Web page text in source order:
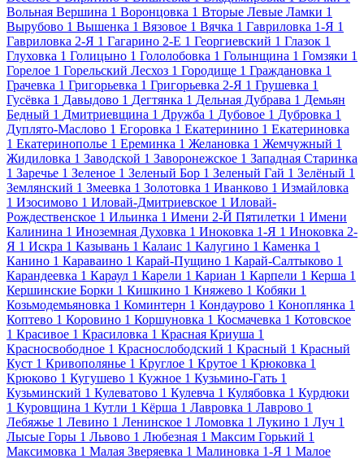
Вольная Вершина 1 Воронцовка 1 Вторые Левые Ламки 1
Вырубово 1 Вышенка 1 Вязовое 1 Вячка 1 Гавриловка 1-Я 1
Гавриловка 2-Я 1 Гагарино 2-Е 1 Георгиевский 1 Глазок 1
Глуховка 1 Голицыно 1 Гололобовка 1 Голынщина 1 Гомзяки 1
Горелое 1 Горельский Лесхоз 1 Городище 1 Граждановка 1
Грачевка 1 Григорьевка 1 Григорьевка 2-Я 1 Грушевка 1
Гусёвка 1 Давыдово 1 Дегтянка 1 Дельная Дубрава 1 Демьян
Бедный 1 Дмитриевщина 1 Дружба 1 Дубовое 1 Дубровка 1
Дуплято-Маслово 1 Егоровка 1 Екатеринино 1 Екатериновка
1 Екатеринополье 1 Ереминка 1 Желановка 1 Жемчужный 1
Жидиловка 1 Заводской 1 Заворонежское 1 Западная Старинка
1 Заречье 1 Зеленое 1 Зеленый Бор 1 Зеленый Гай 1 Зелёный 1
Землянский 1 Змеевка 1 Золотовка 1 Иванково 1 Измайловка
1 Изосимово 1 Иловай-Дмитриевское 1 Иловай-
Рождественское 1 Ильинка 1 Имени 2-Й Пятилетки 1 Имени
Калинина 1 Иноземная Духовка 1 Иноковка 1-Я 1 Иноковка 2-
Я 1 Искра 1 Казывань 1 Калаис 1 Калугино 1 Каменка 1
Канино 1 Караваино 1 Карай-Пущино 1 Карай-Салтыково 1
Карандеевка 1 Караул 1 Карели 1 Кариан 1 Карпели 1 Керша 1
Кершинские Борки 1 Кишкино 1 Княжево 1 Кобяки 1
Козьмодемьяновка 1 Коминтерн 1 Кондаурово 1 Коноплянка 1
Коптево 1 Коровино 1 Коршуновка 1 Космачевка 1 Котовское
1 Красивое 1 Красиловка 1 Красная Криуша 1
Красносвободное 1 Краснослободский 1 Красный 1 Красный
Куст 1 Кривополянье 1 Круглое 1 Крутое 1 Крюковка 1
Крюково 1 Кугушево 1 Кужное 1 Кузьмино-Гать 1
Кузьминский 1 Кулеватово 1 Кулевча 1 Кулябовка 1 Курдюки
1 Куровщина 1 Кутли 1 Кёрша 1 Лавровка 1 Лаврово 1
Лебяжье 1 Левино 1 Ленинское 1 Ломовка 1 Лукино 1 Луч 1
Лысые Горы 1 Львово 1 Любезная 1 Максим Горький 1
Максимовка 1 Малая Зверяевка 1 Малиновка 1-Я 1 Малое